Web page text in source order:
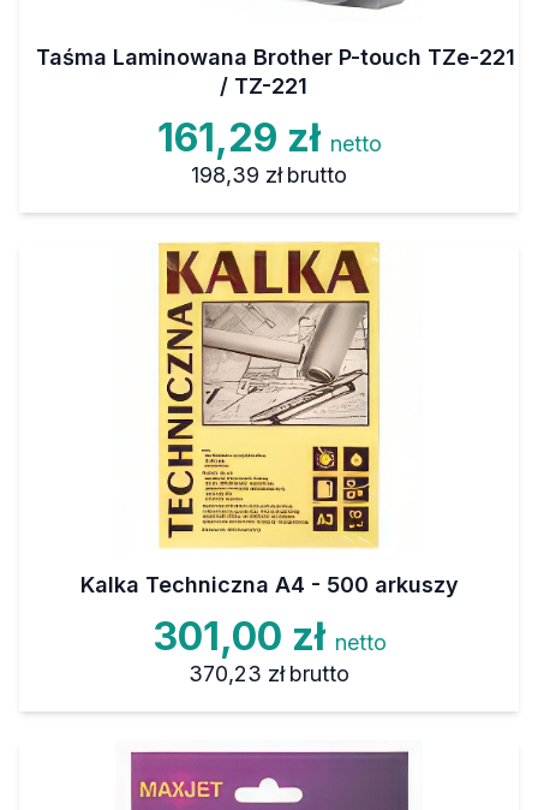
Taśma Laminowana Brother P-touch TZe-221
/ TZ-221
161,29 zł netto
198,39 zł brutto
Kalka Techniczna A4 - 500 arkuszy
301,00 zł netto
370,23 zł brutto